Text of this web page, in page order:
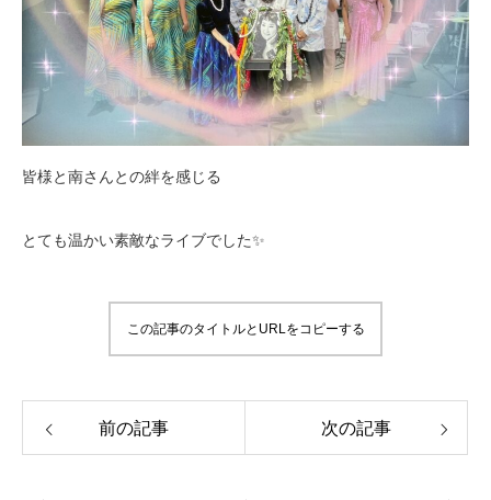
皆様と南さんとの絆を感じる
とても温かい素敵なライブでした✨
この記事のタイトルとURLをコピーする
前の記事 次の記事